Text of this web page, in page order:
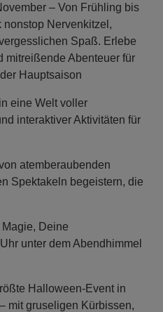
– Von Frühling bis
nonstop Nervenkitzel,
Spaß. Erlebe
mitreißende Abenteuer für
Hauptsaison
eine Welt voller
interaktiver Aktivitäten für
atemberaubenden
Spektakeln begeistern, die
Deine
unter dem Abendhimmel
Halloween-Event in
mit gruseligen Kürbissen,